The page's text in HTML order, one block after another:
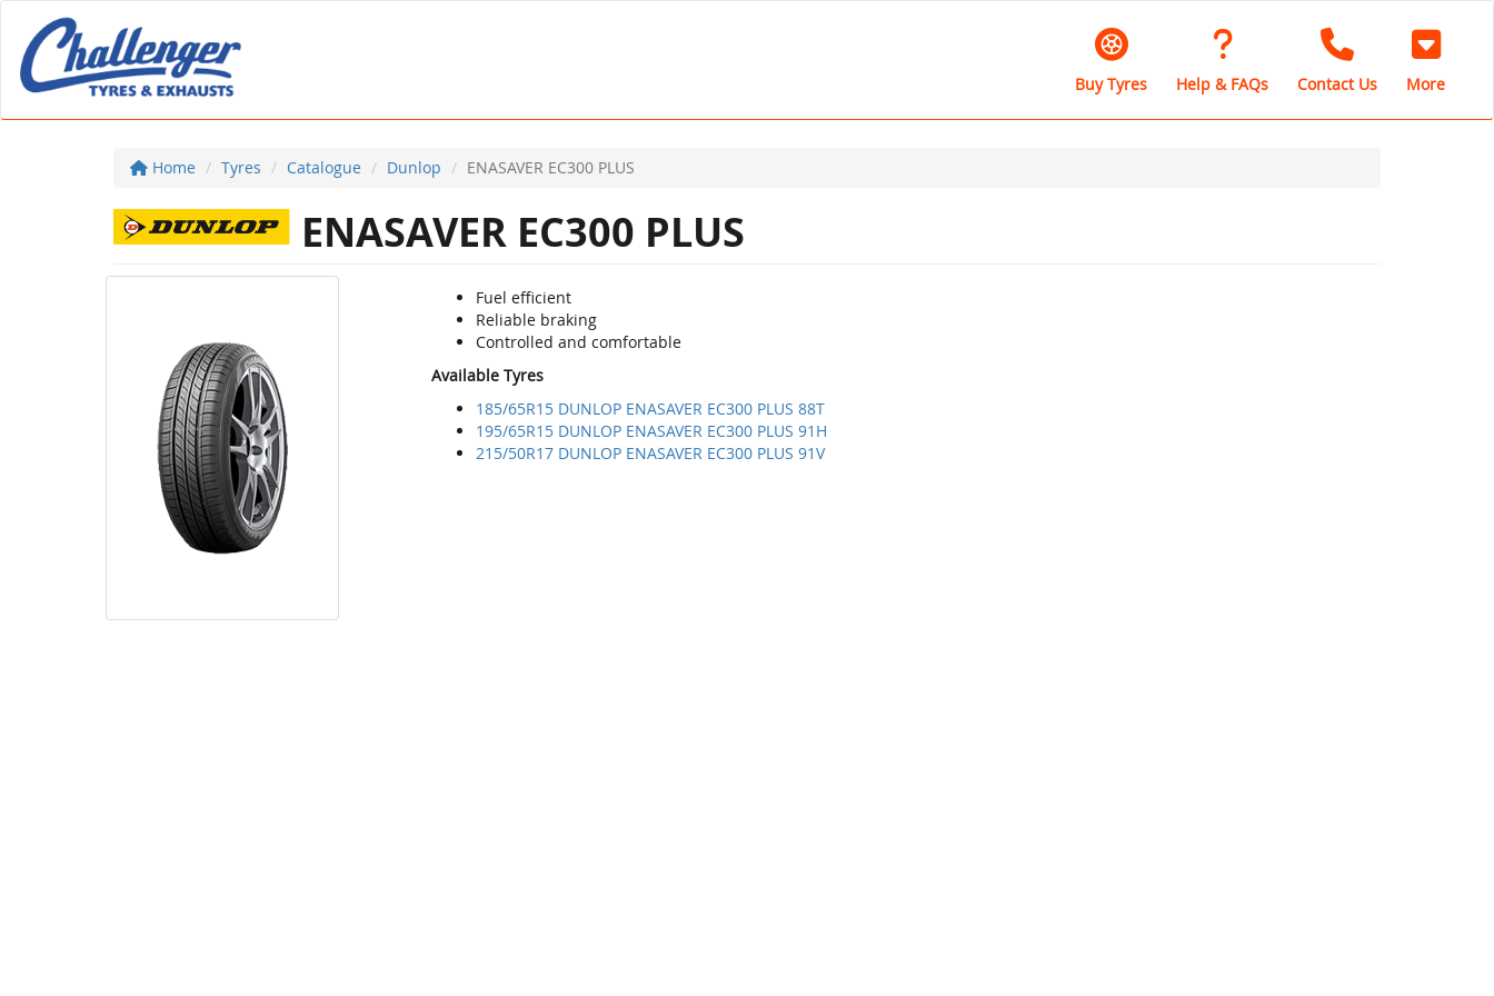
Buy Tyres Help & FAQs Contact Us More
Home Tyres Catalogue Dunlop ENASAVER EC300 PLUS
ENASAVER EC300 PLUS
Fuel efficient
Reliable braking
Controlled and comfortable
Available Tyres
185/65R15 DUNLOP ENASAVER EC300 PLUS 88T
195/65R15 DUNLOP ENASAVER EC300 PLUS 91H
215/50R17 DUNLOP ENASAVER EC300 PLUS 91V